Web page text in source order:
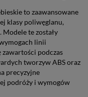
to zaawansowane
klasy poliwęglanu,
te zostały
linii
podczas
tworzyw ABS oraz
precyzyjne
podróży i wymogów